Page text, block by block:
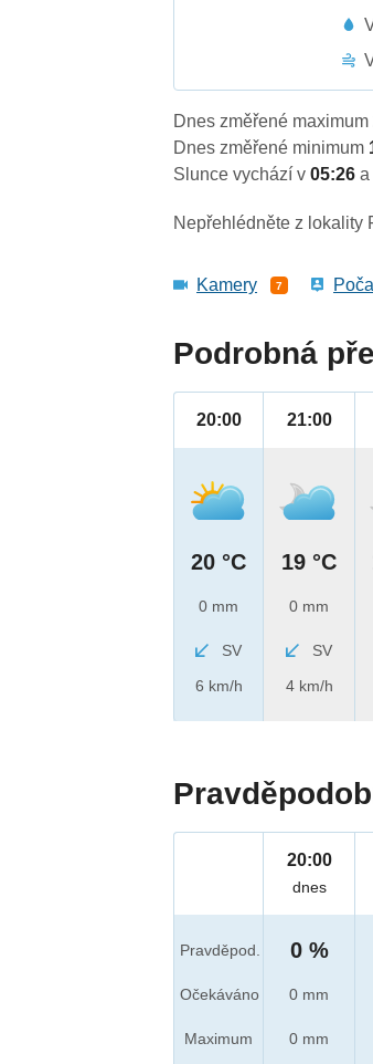
Dnes změřené maximum
Dnes změřené minimum
Slunce vychází v05:26a
Nepřehlédněte z lokality
Kamery 7
Podrobná
20:00
20 °C
0 mm
SV
6 km/h
21:00
19 °C
0 mm
SV
4 km/h
Pravděpod.
Očekáváno
Maximum
20:00
dnes
0 %
0 mm
0 mm